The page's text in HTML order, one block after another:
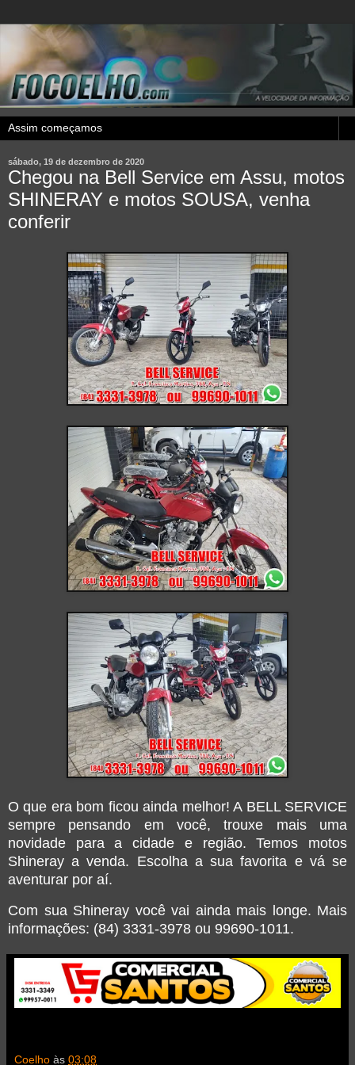
sábado, 19 de dezembro de 2020
Chegou na Bell Service em Assu, motos
SHINERAY e motos SOUSA, venha
conferir
O que era bom ficou ainda melhor! A BELL SERVICE
sempre pensando em você, trouxe mais uma
novidade para a cidade e região. Temos motos
Shineray a venda. Escolha a sua favorita e vá se
aventurar por aí.
Com sua Shineray você vai ainda mais longe. Mais
informações: (84) 3331-3978 ou 99690-1011.
Coelho às 03:08